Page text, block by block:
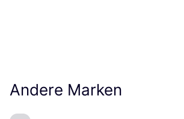
Andere Marken